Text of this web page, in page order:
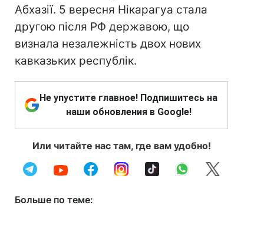
Абхазії. 5 вересня Нікарагуа стала
другою після РФ державою, що
визнала незалежність двох нових
кавказьких республік.
Не упустите главное! Подпишитесь на
наши обновления в Google!
Или читайте нас там, где вам удобно!
Больше по теме: